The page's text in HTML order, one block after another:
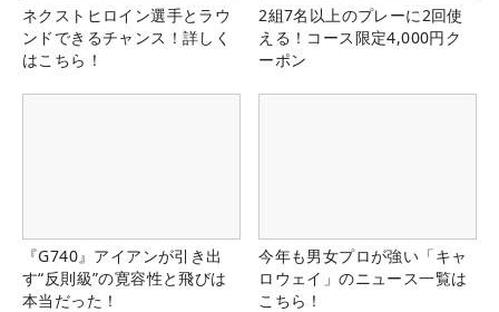
ネクストヒロイン選手とラウ
ンドできるチャンス！詳しく
はこちら！
2組7名以上のプレーに2回使
える！コース限定4,000円ク
ーポン
『G740』アイアンが引き出
す“反則級”の寛容性と飛びは
本当だった！
今年も男女プロが強い「キャ
ロウェイ」のニュース一覧は
こちら！